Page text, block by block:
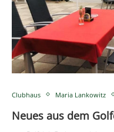
Clubhaus Maria Lankowitz
Neues aus dem